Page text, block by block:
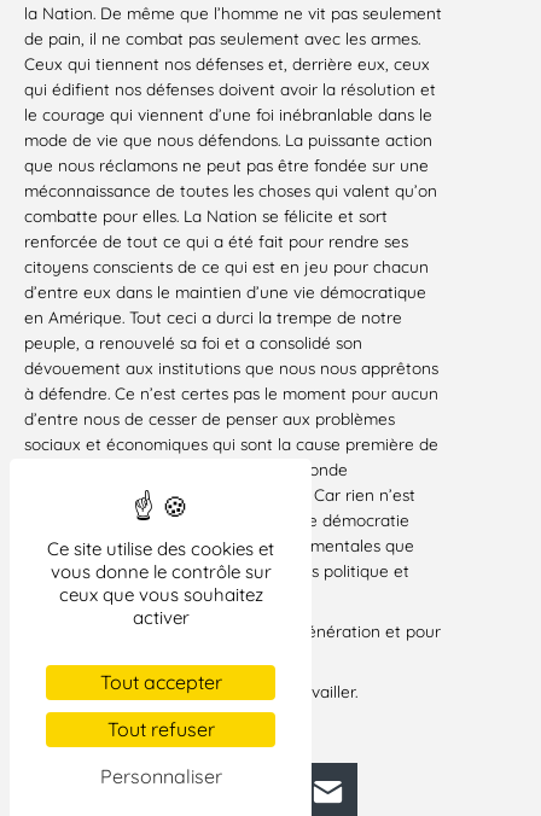
Ce site utilise des cookies et
vous donne le contrôle sur
ceux que vous souhaitez
activer
Tout accepter
Tout refuser
Personnaliser
la Nation. De même que l’homme ne vit pas seulement
de pain, il ne combat pas seulement avec les armes.
Ceux qui tiennent nos défenses et, derrière eux, ceux
qui édifient nos défenses doivent avoir la résolution et
le courage qui viennent d’une foi inébranlable dans le
mode de vie que nous défendons. La puissante action
que nous réclamons ne peut pas être fondée sur une
méconnaissance de toutes les choses qui valent qu’on
combatte pour elles. La Nation se félicite et sort
renforcée de tout ce qui a été fait pour rendre ses
citoyens conscients de ce qui est en jeu pour chacun
d’entre eux dans le maintien d’une vie démocratique
en Amérique. Tout ceci a durci la trempe de notre
peuple, a renouvelé sa foi et a consolidé son
dévouement aux institutions que nous nous apprêtons
à défendre. Ce n’est certes pas le moment pour aucun
d’entre nous de cesser de penser aux problèmes
sociaux et économiques qui sont la cause première de
la révolution sociale qui est dans le monde
d’aujourd’hui un facteur déterminant. Car rien n’est
mystérieux dans les fondements d’une démocratie
saine et vigoureuse. Les choses fondamentales que
demande notre peuple à ses systèmes politique et
économique sont simples. Ce sont :
– des chances égales pour la jeune génération et pour
– du travail pour ceux qui peuvent travailler.
Facebook
BlueskyMastodonLinkedIn